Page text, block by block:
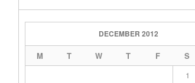
DECEMBER 2012
M T W T F S
1